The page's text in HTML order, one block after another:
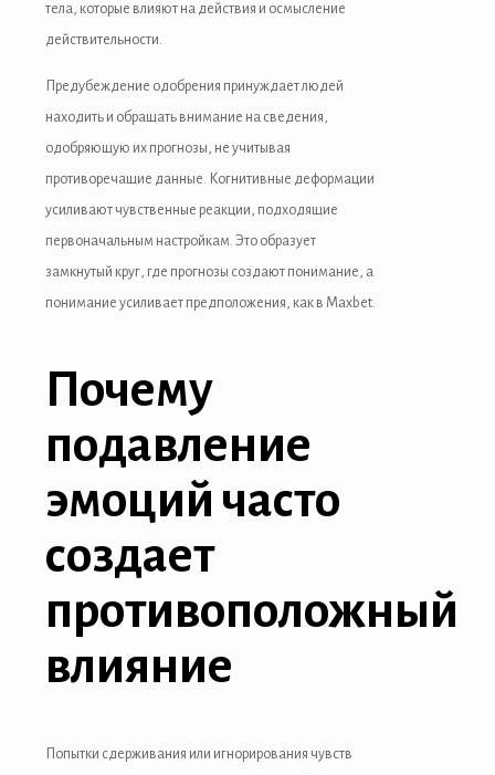
тела, которые влияют на действия и осмысление
действительности.
Предубеждение одобрения принуждает людей
находить и обращать внимание на сведения,
одобряющую их прогнозы, не учитывая
противоречащие данные. Когнитивные деформации
усиливают чувственные реакции, подходящие
первоначальным настройкам. Это образует
замкнутый круг, где прогнозы создают понимание, а
понимание усиливает предположения, как в Maxbet.
Почему
подавление
эмоций часто
создает
противоположный
влияние
Попытки сдерживания или игнорирования чувств